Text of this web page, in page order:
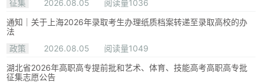
征集 2026.08.05
阅读量1036
通知｜关于上海2026年录取考生办理纸质档案转递至录取高校的办
法
政策
2026.08.05
阅读量1049
湖北省2026年高职高专提前批和艺术、体育、技能高考高职高专批
征集志愿公告